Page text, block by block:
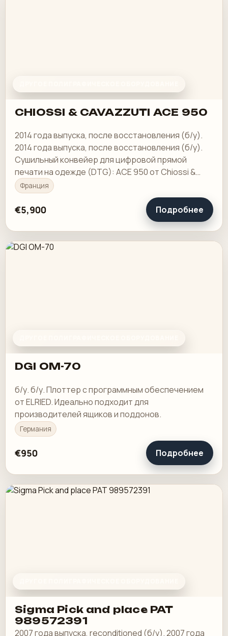
CHIOSSI & CAVAZZUTI ACE 950
2014 года выпуска, после восстановления (б/у).
2014 года выпуска, после восстановления (б/у).
Сушильный конвейер для цифровой прямой
печати на одежде (DTG): ACE 950 от Chiossi &
Cavazzuti
Франция
€5,900 Подробнее
DGI OM-70
б/у. б/у. Плоттер с программным обеспечением
от ELRIED. Идеально подходит для
производителей ящиков и поддонов.
Германия
€950 Подробнее
Sigma Pick and place PAT
989572391
2007 года выпуска, reconditioned (б/у). 2007 года